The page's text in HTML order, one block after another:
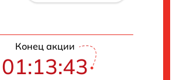
Конец акции
01:13:42